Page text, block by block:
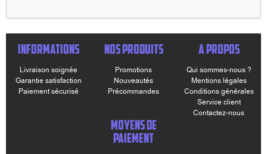
INFORMATIONS
Livraison soignée
Garantie satisfaction
Paiement sécurisé
NOS PRODUITS
Promotions
Nouveautés
Précommandes
A PROPOS
Qui sommes-nous ?
Mentions légales
Conditions générales
Service client
Contactez-nous
MOYENS DE
PAIEMENT